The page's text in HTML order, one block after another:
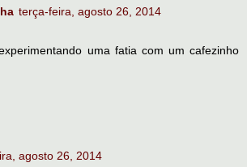
terça-feira, agosto 26, 2014
uma fatia com um cafezinho
agosto 26, 2014